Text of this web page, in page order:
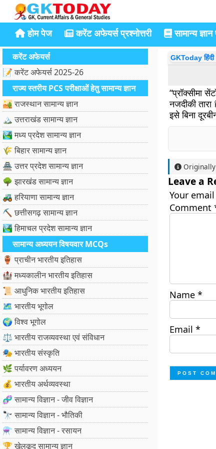
होम पेज करेंट अफेयर्स प्रश्नोत्तरी सामान्य ज्ञान
करेंट अफेयर्स
📝 करेंट अफेयर्स 2025-26
राज्य स्तरीय PCS परीक्षाओं हेतु सामान्य ज्ञान
🏜️ राजस्थान सामान्य ज्ञान
🏔️ उत्तराखंड सामान्य ज्ञान
🏞️ मध्य प्रदेश सामान्य ज्ञान
🌾 बिहार सामान्य ज्ञान
🏯 उत्तर प्रदेश सामान्य ज्ञान
🌳 झारखंड सामान्य ज्ञान
🚜 हरियाणा सामान्य ज्ञान
⛏️ छत्तीसगढ़ सामान्य ज्ञान
🏞️ हिमाचल प्रदेश सामान्य ज्ञान
सामान्य अध्ययन विषयवार MCQs
🏺 प्राचीन भारतीय इतिहास
🏰 मध्यकालीन भारतीय इतिहास
📜 आधुनिक भारतीय इतिहास
🗺️ भारतीय भूगोल
🌍 विश्व भूगोल
⚖️ भारतीय राजव्यवस्था एवं संविधान
🎭 भारतीय संस्कृति
🌿 पर्यावरण अध्ययन
💰 भारतीय अर्थव्यवस्था
🧬 सामान्य विज्ञान - जीव विज्ञान
🔭 सामान्य विज्ञान - भौतिकी
⚗️ सामान्य विज्ञान - रसायन
🏆 खेलकूद सामान्य ज्ञान
GKToday हिंदी
“प्रॉक्सीमा
नजदीकी
इसे बिना
Leave a
Your
Comment
Name *
Email *